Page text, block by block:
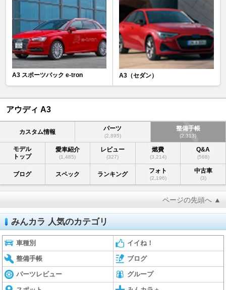
A3 スポーツバック e-tron A3（セダン）
アウディ A3
カスタム情報 パーツ
(2,895)
整備手帳
(2,313)
モデル
トップ
愛車紹介
(1,485)
レビュー
(327)
燃費
(3,214)
Q&A
(568)
ブログ スペック ランキング フォト
(2,196)
中古車
(3)
ページの先頭へ ▲
みんカラ 人気のカテゴリ
車種別 イイね！
整備手帳 ブログ
パーツレビュー グループ